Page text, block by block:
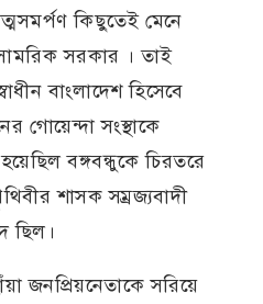
কিছুতেই মেনে
সামরিক সরকার । তাই
বাংলাদেশ হিসেবে
গোয়েন্দা সংস্থাকে
বঙ্গবন্ধুকে চিরতরে
শাসক সম্রজ্যবাদী
ছিল।
জনপ্রিয়নেতাকে সরিয়ে